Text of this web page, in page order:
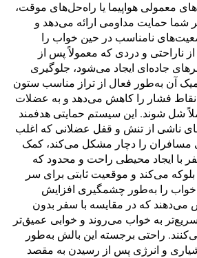
معمولی هواپیما یا راه‌حل‌های موقت،
شما حمایت مداومی ارائه می‌دهد و
نامناسب در حین خواب را
ناراحتی و دردی که معمولاً پس از
جاده‌ای ایجاد می‌شود، جلوگیری
آن به‌طور فعال از تراز مناسب ستون
فشار را کاهش می‌دهد و به عضلات
شل شوند. این سیستم حمایتی هدفمند
ناشی از تنش و قفل عضلانی که اغلب
مسافران را دچار مشکل می‌کند، کمک
با ایجاد محیطی راحت و محدود که
می‌کند و موقعیت ثابتی برای سر
خواب را به‌طور چشمگیری افزایش
می‌دهند که در مقایسه با سفر بدون
به خواب می‌روند و خوابی عمیق‌تر
راحتی برجسته این بالش به‌طور
و انرژی پس از رسیدن به مقصد